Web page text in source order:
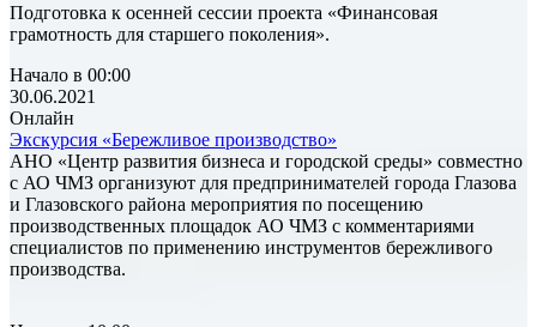
Подготовка к осенней сессии проекта «Финансовая
грамотность для старшего поколения».
Начало в 00:00
30.06.2021
Онлайн
Экскурсия «Бережливое производство»
АНО «Центр развития бизнеса и городской среды» совместно
с АО ЧМЗ организуют для предпринимателей города Глазова
и Глазовского района мероприятия по посещению
производственных площадок АО ЧМЗ с комментариями
специалистов по применению инструментов бережливого
производства.